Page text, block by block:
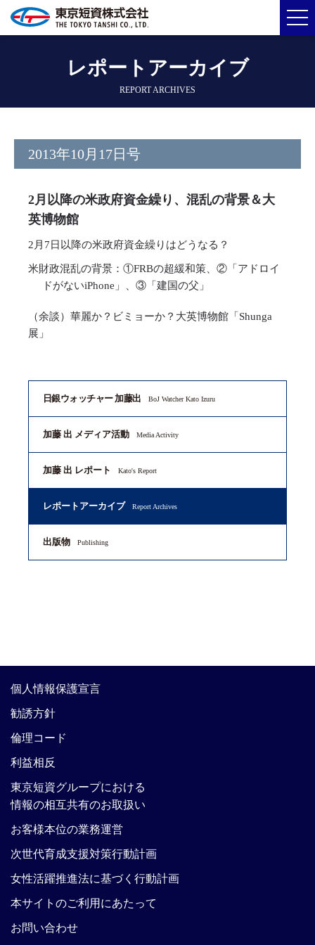
レポートアーカイブ
REPORT ARCHIVES
2013年10月17日号
2月以降の米政府資金繰り、混乱の背景＆大
英博物館
2月7日以降の米政府資金繰りはどうなる？
米財政混乱の背景：①FRBの超緩和策、②「アドロイ
ドがないiPhone」、③「建国の父」
（余談）華麗か？ビミョーか？大英博物館「Shunga
展」
日銀ウォッチャー 加藤出 BoJ Watcher Kato Izuru
加藤 出 メディア活動 Media Activity
加藤 出 レポート Kato's Report
レポートアーカイブ Report Archives
出版物 Publishing
個人情報保護宣言
勧誘方針
倫理コード
利益相反
東京短資グループにおける
情報の相互共有のお取扱い
お客様本位の業務運営
次世代育成支援対策行動計画
女性活躍推進法に基づく行動計画
本サイトのご利用にあたって
お問い合わせ